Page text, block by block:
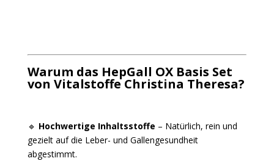
Warum das HepGall OX Basis Set
von Vitalstoffe Christina Theresa?
🔹 Hochwertige Inhaltsstoffe – Natürlich, rein und
gezielt auf die Leber- und Gallengesundheit
abgestimmt.